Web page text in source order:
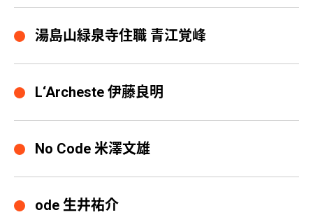
湯島山緑泉寺住職 青江覚峰
L‘Archeste 伊藤良明
No Code 米澤文雄
ode 生井祐介